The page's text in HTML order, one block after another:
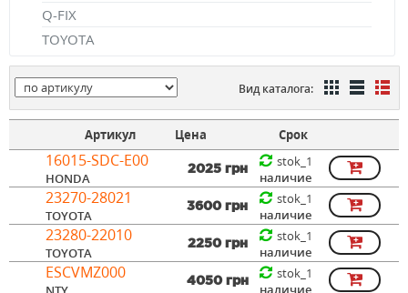
Q-FIX
TOYOTA
Вид каталога:
Артикул Цена Срок
16015-SDC-E00
HONDA
2025 грн
stok_1
наличие
23270-28021
TOYOTA
3600 грн
stok_1
наличие
23280-22010
TOYOTA
2250 грн
stok_1
наличие
ESCVMZ000 4050 грн
stok_1
наличие